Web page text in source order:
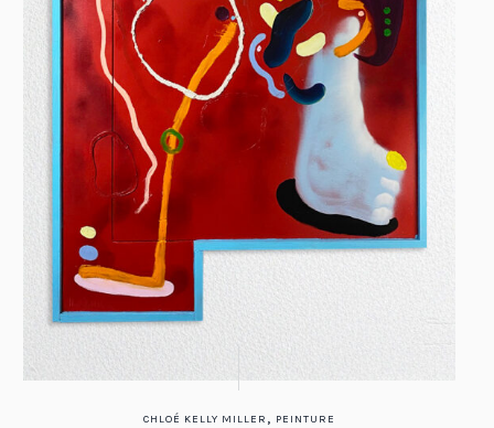
CHLOÉ KELLY MILLER , PEINTURE